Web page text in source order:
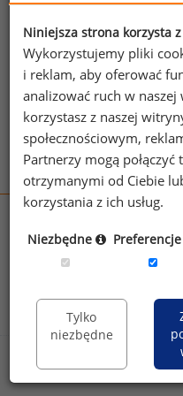
jego pomocą
pozostałych.
Aby otrzymać
wOgólnopolskim
sedlak.pl
rynekpracy.pl
Sklep
Niniejsza strona korzysta
Wykorzystujemy pliki
i reklam, aby oferować
analizować ruch w
korzystasz z naszej
społecznościowym,
Partnerzy mogą
otrzymanymi od Ciebie
korzystania z ich usług.
Niezbędne Preferencje
Tylko
niezbędne